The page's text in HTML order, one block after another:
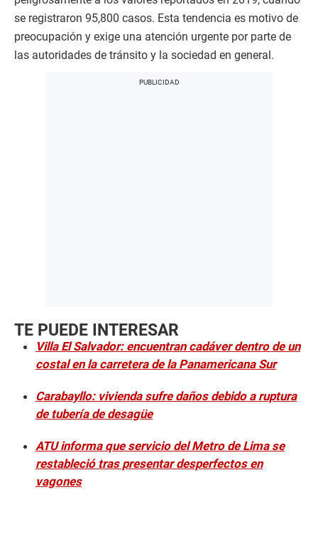
se registraron 95,800 casos. Esta tendencia es motivo de
preocupación y exige una atención urgente por parte de
las autoridades de tránsito y la sociedad en general.
TE PUEDE INTERESAR
Villa El Salvador: encuentran cadáver dentro de un
costal en la carretera de la Panamericana Sur
Carabayllo: vivienda sufre daños debido a ruptura
de tubería de desagüe
ATU informa que servicio del Metro de Lima se
restableció tras presentar desperfectos en
vagones